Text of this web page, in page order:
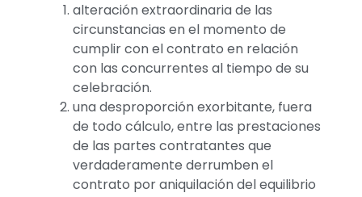
alteración extraordinaria de las
circunstancias en el momento de
cumplir con el contrato en relación
con las concurrentes al tiempo de su
celebración.
una desproporción exorbitante, fuera
de todo cálculo, entre las prestaciones
de las partes contratantes que
verdaderamente derrumben el
contrato por aniquilación del equilibrio